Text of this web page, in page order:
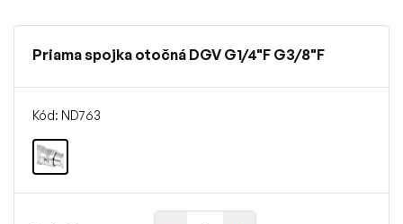
Priama spojka otočná DGV G1/4"F G3/8"F
Kód: ND763